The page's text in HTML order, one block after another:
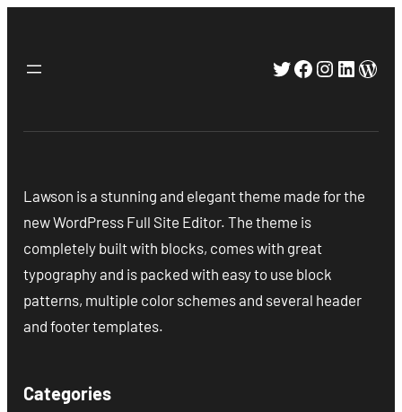
Twitter
Facebook
Lawson is a stunning and elegant theme made for the
new WordPress Full Site Editor. The theme is
completely built with blocks, comes with great
typography and is packed with easy to use block
patterns, multiple color schemes and several header
and footer templates.
Categories